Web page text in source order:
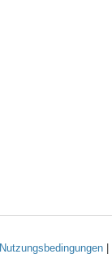
Nutzungsbedingungen|